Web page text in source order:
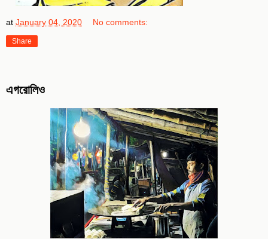
at January 04, 2020 No comments:
Share
এগরোলিও